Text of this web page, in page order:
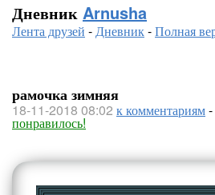
Дневник Arnusha
Лента друзей -Дневник-Полная
рамочка зимняя
18-11-2018 08:02 к комментариям-
понравилось!